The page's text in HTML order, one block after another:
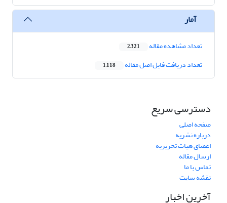
آمار
تعداد مشاهده مقاله 2,321
تعداد دریافت فایل اصل مقاله 1,118
دسترسی سریع
صفحه اصلی
درباره نشریه
اعضای هیات تحریریه
ارسال مقاله
تماس با ما
نقشه سایت
آخرین اخبار